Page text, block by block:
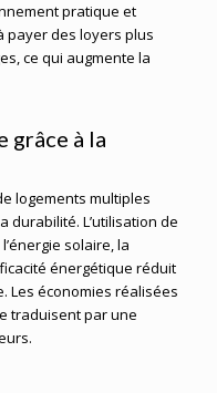
pratique et
payer des loyers plus
ce qui augmente la
grâce à la
logements multiples
durabilité. L’utilisation de
solaire, la
énergétique réduit
Les économies réalisées
traduisent par une